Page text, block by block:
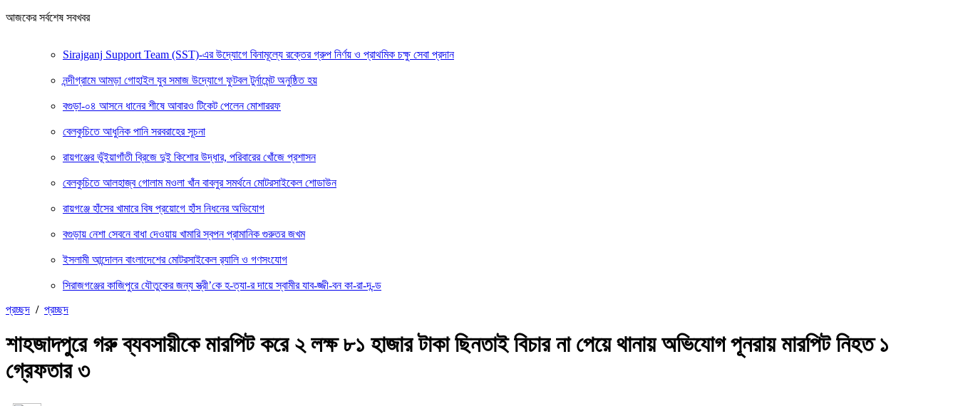
আজকের সর্বশেষ সবখবর
Sirajganj Support Team (SST)-এর উদ্যোগে বিনামূল্যে রক্তের গ্রুপ নির্ণয় ও প্রাথমিক চক্ষু সেবা প্রদান
নন্দীগ্রামে আমড়া গোহাইল যুব সমাজ উদ্যোগে ফুটবল টুর্নামেন্ট অনুষ্ঠিত হয়
বগুড়া-০৪ আসনে ধানের শীষে আবারও টিকেট পেলেন মোশাররফ
বেলকুচিতে আধুনিক পানি সরবরাহের সূচনা
রায়গঞ্জের ভূঁইয়াগাঁতী ব্রিজে দুই কিশোর উদ্ধার, পরিবারের খোঁজে প্রশাসন
বেলকুচিতে আলহাজ্ব গোলাম মওলা খাঁন বাবলুর সমর্থনে মোটরসাইকেল শোডাউন
রায়গঞ্জে হাঁসের খামারে বিষ প্রয়োগে হাঁস নিধনের অভিযোগ
বগুড়ায় নেশা সেবনে বাধা দেওয়ায় খামারি স্বপন প্রামানিক গুরুতর জখম
ইসলামী আন্দোলন বাংলাদেশের মোটরসাইকেল র‍্যালি ও গণসংযোগ
সিরাজগঞ্জের কাজিপুরে যৌতুকের জন্য স্ত্রী’কে হ-ত্যা-র দায়ে স্বামীর যাব-জ্জী-বন কা-রা-দ-ন্ড
প্রচ্ছদ / প্রচ্ছদ
শাহজাদপুরে গরু ব্যবসায়ীকে মারপিট করে ২ লক্ষ ৮১ হাজার টাকা ছিনতাই বিচার না পেয়ে থানায় অভিযোগ পূনরায় মারপিট নিহত ১
গ্রেফতার ৩